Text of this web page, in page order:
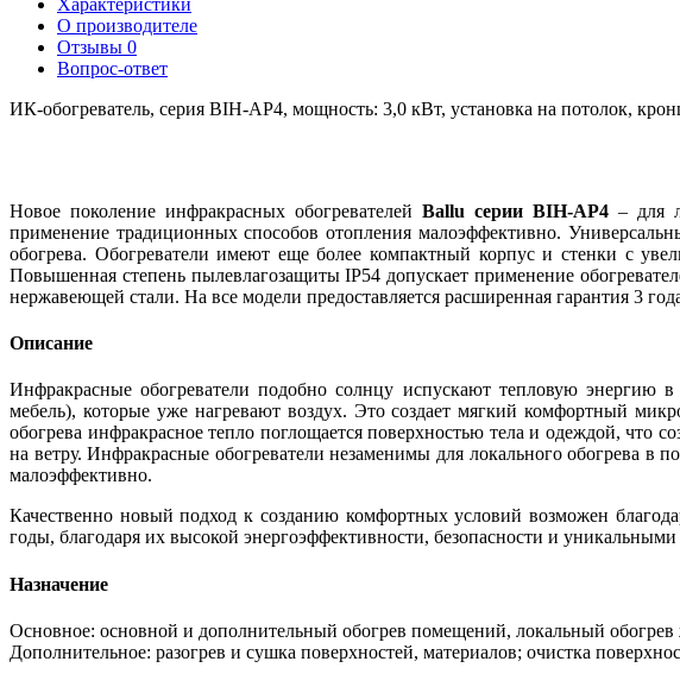
О производителе
Отзывы 0
Вопрос-ответ
ИК-обогреватель, серия BIH-AP4, мощность: 3,0 кВт, установка на потолок,
Новое поколение инфракрасных обогревателей Ballu серии BIH-AP4– для
применение традиционных способов отопления малоэффективно.
обогрева. Обогреватели имеют еще более компактный корпус и стенки с
Повышенная степень пылевлагозащиты IP54 допускает применение
нержавеющей стали. На все модели предоставляется расширенная гарантия 3
Описание
Инфракрасные обогреватели подобно солнцу испускают тепловую энергию
мебель), которые уже нагревают воздух. Это создает мягкий комфортный
обогрева инфракрасное тепло поглощается поверхностью тела и одеждой,
на ветру. Инфракрасные обогреватели незаменимы для локального обогрева
малоэффективно.
Качественно новый подход к созданию комфортных условий возможен
годы, благодаря их высокой энергоэффективности, безопасности и
Назначение
Основное: основной и дополнительный обогрев помещений, локальный
Дополнительное: разогрев и сушка поверхностей, материалов; очистка